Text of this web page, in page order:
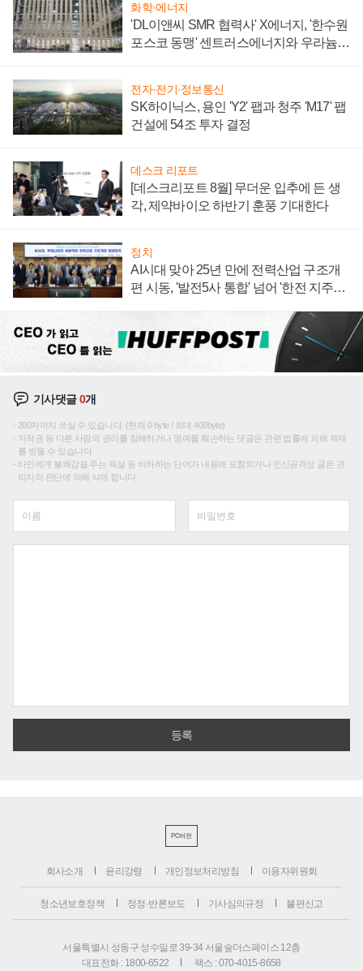
화학·에너지
'DL이앤씨 SMR 협력사' X에너지, '한수원
포스코 동맹' 센트러스에너지와 우라늄
전자·전기·정보통신
SK하이닉스, 용인 'Y2' 팹과 청주 'M17' 팹
건설에 54조 투자 결정
데스크 리포트
[데스크리포트 8월] 무더운 입추에 든 생
각, 제약바이오 하반기 훈풍 기대한다
정치
AI시대 맞아 25년 만에 전력산업 구조개
편 시동, '발전5사 통합' 넘어 '한전 지주사'
기사댓글0개
200자까지 쓰실 수 있습니다. (현재 0 byte / 최대 400byte)
저작권 등 다른 사람의 권리를 침해하거나 명예를 훼손하는 댓글은 관련 법률에 의해 제재
를 받을 수 있습니다.
타인에게 불쾌감을 주는 욕설 등 비하하는 단어가 내용에 포함되거나 인신공격성 글은 관
리자의 판단에 의해 삭제 합니다.
PC버전
회사소개 윤리강령 개인정보처리방침 이용자위원회
청소년보호정책 정정·반론보도 기사심의규정 불편신고
서울특별시 성동구 성수일로 39-34 서울숲더스페이스 12층
대표전화 : 1800-6522
팩스 : 070-4015-8658